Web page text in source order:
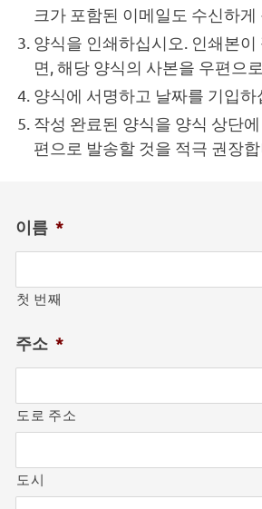
크가 포함된 이메일도 수신하게
양식을 인쇄하십시오. 인쇄본
면, 해당 양식의 사본을 우편으
양식에 서명하고 날짜를 기입하
작성 완료된 양식을 양식 상단
편으로 발송할 것을 적극 권장합
이름 *
첫 번째
주소 *
도로 주소
도시